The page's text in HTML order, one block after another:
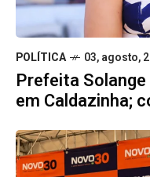
POLÍTICA 03, agosto,
Prefeita
em Caldazinha;